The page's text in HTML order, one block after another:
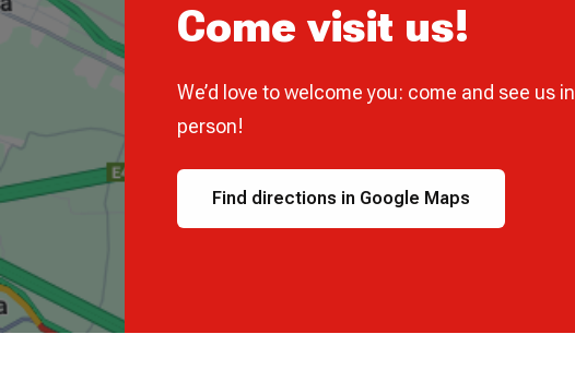
Come visit us!
We’d love to welcome you: come and see us in
person!
Find directions in Google Maps